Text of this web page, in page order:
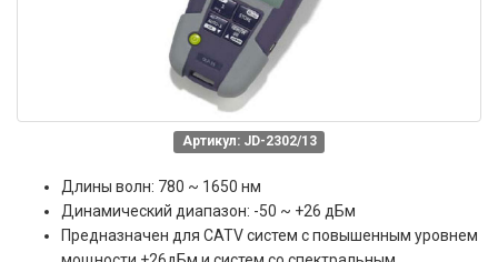
Артикул: JD-2302/13
Длины волн: 780 ~ 1650 нм
Динамический диапазон: -50 ~ +26 дБм
Предназначен для CATV систем с повышенным уровнем